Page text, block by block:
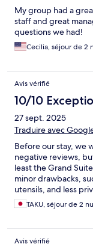
My group had a
staff and great
questions we had!
Cecilia, séjour de 2
Avis vérifié
10/10
27 sept. 2025
Traduire avec
Before our stay, we
negative reviews,
least the Grand
minor drawbacks,
utensils, and less
major issues for us.
TAKU, séjour de 2
Avis vérifié